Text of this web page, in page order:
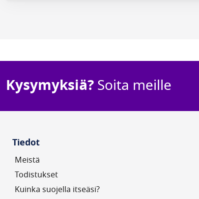
Kysymyksiä?Soita meille
Tiedot
Meistä
Todistukset
Kuinka suojella itseäsi?